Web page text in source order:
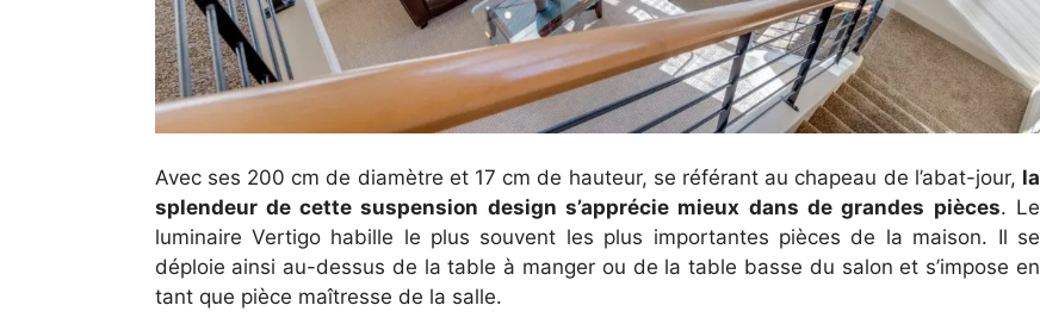
Avec ses 200 cm de diamètre et 17 cm de hauteur, se référant au chapeau de l’abat-jour, la
splendeur de cette suspension design s’apprécie mieux dans de grandes pièces. Le
luminaire Vertigo habille le plus souvent les plus importantes pièces de la maison. Il se
déploie ainsi au-dessus de la table à manger ou de la table basse du salon et s’impose en
tant que pièce maîtresse de la salle.